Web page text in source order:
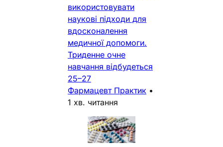
використовувати
наукові підходи для
вдосконалення
медичної допомоги.
Триденне очне
навчання відбудеться
25–27
Фармацевт Практик •
1 хв. читання